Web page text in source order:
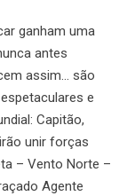
ganham uma
antes
assim… são
e
Capitão,
unir forças
– Vento Norte –
Agente